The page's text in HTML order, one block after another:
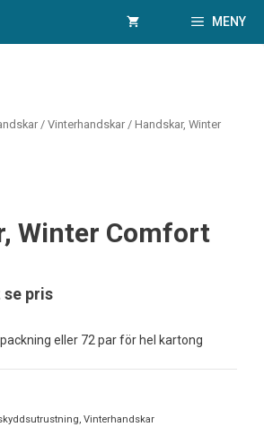
MENY
/ Vinterhandskar / Handskar, Winter
Winter Comfort
se pris
eller 72 par för hel kartong
, Vinterhandskar